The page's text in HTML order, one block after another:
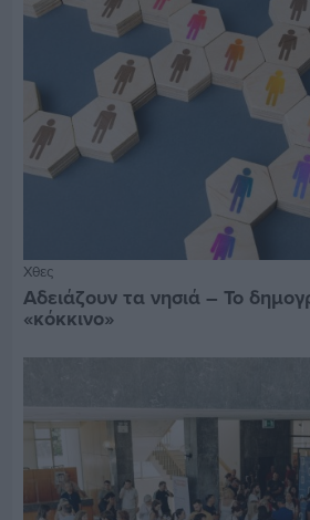
Χθες
Αδειάζουν τα νησιά – Το
«κόκκινο»